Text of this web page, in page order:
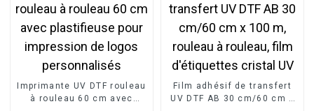
voiture, rouleau de vinyle
publicitaire
Imprimante UV DTF rouleau
à rouleau 60 cm avec
Film adhésif de transfert
UV DTF AB 30 cm/60 cm x